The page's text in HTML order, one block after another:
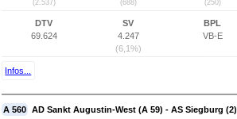
(2.537) (688) (250)
DTV
69.624
SV
4.247
(6,1%)
BPL
VB-E
Infos...
A 560 AD Sankt Augustin-West (A 59) - AS Siegburg (2)